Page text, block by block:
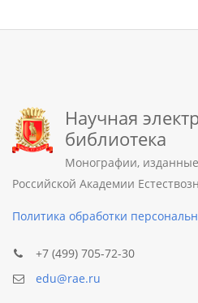
Научная
библиотека
Монографии, изданные
Российской Академии
Политика обработки
+7 (499) 705-72-30
edu@rae.ru